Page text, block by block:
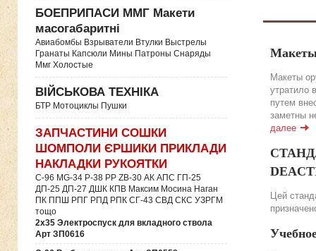
БОЕПРИПАСИ ММГ Макети
масогабаритні
Авиабомбы Взрыватели Втулки Выстрелы
Гранаты Капсюли Мины Патроны Снаряды
Ммг Холостые
ВІЙСЬКОВА ТЕХНІКА
БТР Мотоциклы Пушки
ЗАПЧАСТИНИ СОШКИ
ШОМПОЛИ ЄРШИКИ ПРИКЛАДИ
НАКЛАДКИ РУКОЯТКИ
C-96 MG-34 P-38 PP ZB-30 АК АПС ГП-25
ДП-25 ДП-27 ДШК КПВ Максим Мосина Наган
ПК ППШ РПГ РПД РПК СГ-43 СВД CКС УЗРГМ
тощо
2х35 Электроспуск для вкладного ствола
Арт ЗП0616
Макеты
Макеты
утратило
путем
заметны
далее
Цей